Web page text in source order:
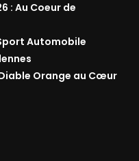
: Au Coeur de
Automobile
Orange au Cœur